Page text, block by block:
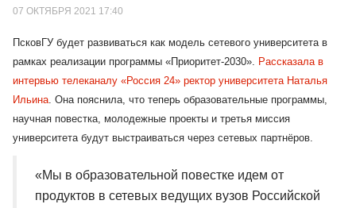
07 ОКТЯБРЯ 2021 17:40
ПсковГУ будет развиваться как модель сетевого университета в
рамках реализации программы «Приоритет-2030».
Рассказала в
интервью телеканалу «Россия 24» ректор университета Наталья
Ильина . Она пояснила, что теперь образовательные программы,
научная повестка, молодежные проекты и третья миссия
университета будут выстраиваться через сетевых партнёров.
«Мы в образовательной повестке идем от
продуктов в сетевых ведущих вузов Российской